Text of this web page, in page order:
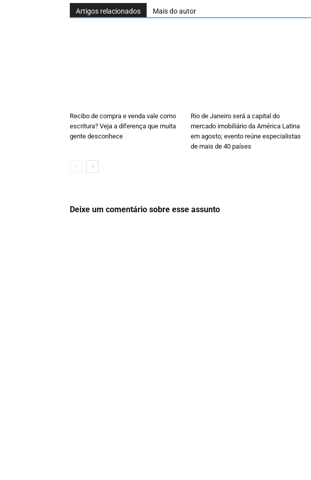
Artigos relacionados Mais do autor
Recibo de compra e venda vale como
escritura? Veja a diferença que muita
gente desconhece
Rio de Janeiro será a capital do
mercado imobiliário da América Latina
em agosto; evento reúne especialistas
de mais de 40 países
Deixe um comentário sobre esse assunto